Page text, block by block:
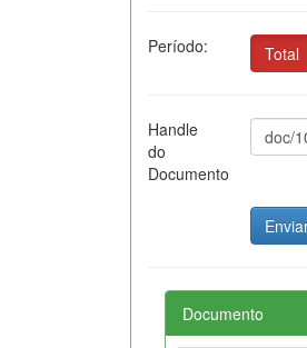
Período: Total
Handle
do
Documento
Documento